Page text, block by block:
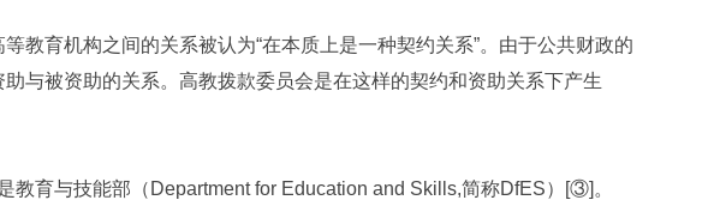
教育机构之间的关系被认为“在本质上是一种契约关系”。由于公共财政的
与被资助的关系。高教拨款委员会是在这样的契约和资助关系下产生
育与技能部（Department for Education and Skills,简称DfES）[③]。